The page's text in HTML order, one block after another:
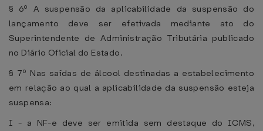
§ 6º A suspensão da aplicabilidade da suspensão do
lançamento deve ser efetivada mediante ato do
Superintendente de Administração Tributária publicado
no Diário Oficial do Estado.
§ 7º Nas saídas de álcool destinadas a estabelecimento
em relação ao qual a aplicabilidade da suspensão esteja
suspensa:
I - a NF-e deve ser emitida sem destaque do ICMS,